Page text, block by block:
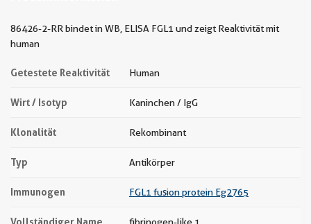
86426-2-RR bindet in WB, ELISA FGL1 und zeigt Reaktivität mit
human
Getestete Reaktivität Human
Wirt / Isotyp Kaninchen / IgG
Klonalität Rekombinant
Typ Antikörper
Immunogen FGL1 fusion protein Eg2765
Vollständiger Name